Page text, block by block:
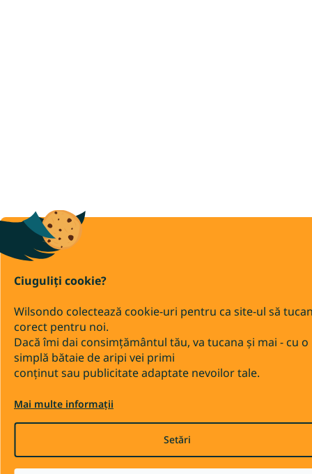
Ciuguliți cookie?
Wilsondo colectează cookie-uri pentru ca site-ul să
corect pentru noi.
Dacă îmi dai consimțământul tău, va tucana și mai - cu o
simplă bătaie de aripi vei primi
conținut sau publicitate adaptate nevoilor tale.
Mai multe informații
Setări